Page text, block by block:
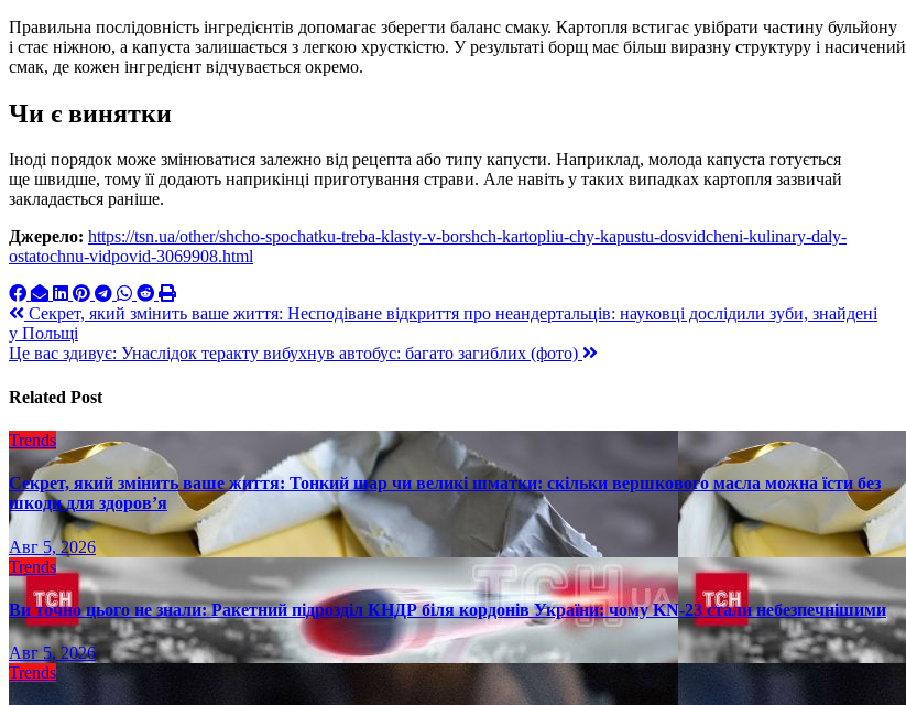
Правильна послідовність інгредієнтів допомагає зберегти баланс смаку. Картопля встигає увібрати частину бульйону
і стає ніжною, а капуста залишається з легкою хрусткістю. У результаті борщ має більш виразну структуру і насичений
смак, де кожен інгредієнт відчувається окремо.
Чи є винятки
Іноді порядок може змінюватися залежно від рецепта або типу капусти. Наприклад, молода капуста готується
ще швидше, тому її додають наприкінці приготування страви. Але навіть у таких випадках картопля зазвичай
закладається раніше.
Джерело: https://tsn.ua/other/shcho-spochatku-treba-klasty-v-borshch-kartopliu-chy-kapustu-dosvidcheni-kulinary-daly-
ostatochnu-vidpovid-3069908.html
Навигация
по
Секрет, який змінить ваше життя: Несподіване відкриття про неандертальців: науковці дослідили зуби, знайдені
у Польщі
Це вас здивує: Унаслідок теракту вибухнув автобус: багато загиблих (фото)
Related Post
Trends
Секрет, який змінить ваше життя: Тонкий шар чи великі шматки: скільки вершкового масла можна їсти без
шкоди для здоров’я
Авг 5, 2026
Trends
Ви точно цього не знали: Ракетний підрозділ КНДР біля кордонів України: чому KN-23 стали небезпечнішими
Авг 5, 2026
Trends